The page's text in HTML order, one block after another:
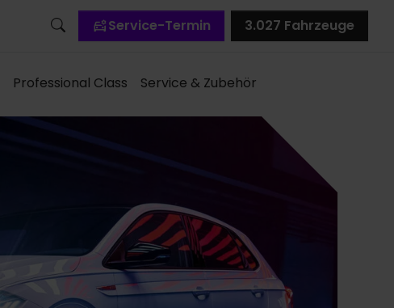
Service-Termin Fahrzeuge
3.027
Professional Class Service & Zubehör